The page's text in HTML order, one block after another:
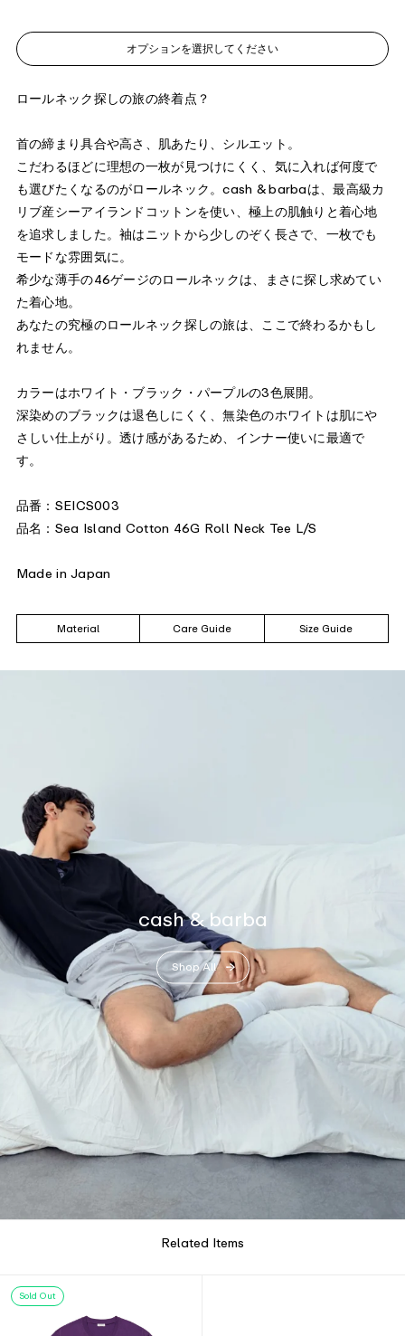
オプションを選択してください
ロールネック探しの旅の終着点？
首の締まり具合や高さ、肌あたり、シルエット。
こだわるほどに理想の一枚が見つけにくく、気に入れば何度で
も選びたくなるのがロールネック。cash & barbaは、最高級カ
リブ産シーアイランドコットンを使い、極上の肌触りと着心地
を追求しました。袖はニットから少しのぞく長さで、一枚でも
モードな雰囲気に。
希少な薄手の46ゲージのロールネックは、まさに探し求めてい
た着心地。
あなたの究極のロールネック探しの旅は、ここで終わるかもし
れません。
カラーはホワイト・ブラック・パープルの3色展開。
深染めのブラックは退色しにくく、無染色のホワイトは肌にや
さしい仕上がり。透け感があるため、インナー使いに最適で
す。
品番：SEICS003
品名：Sea Island Cotton 46G Roll Neck Tee L/S
Made in Japan
Material Care Guide Size Guide
cash & barba
Shop All
Related Items
Sold Out